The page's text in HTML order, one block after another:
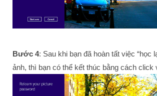
Bước 4: Sau khi bạn đã hoàn tất việc “học
ảnh, thì bạn có thể kết thúc bằng cách click